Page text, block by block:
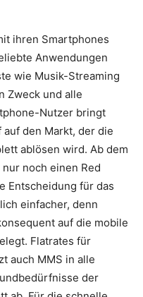
ihren Smartphones
Anwendungen
wie Musik-Streaming
Zweck und alle
Nutzer bringt
den Markt, der die
ablösen wird. Ab dem
noch einen Red
Entscheidung für das
einfacher, denn
auf die mobile
Flatrates für
auch MMS in alle
der